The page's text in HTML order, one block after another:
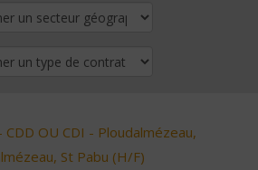
CDD OU CDI - Ploudalmézeau,
St Pabu (H/F)